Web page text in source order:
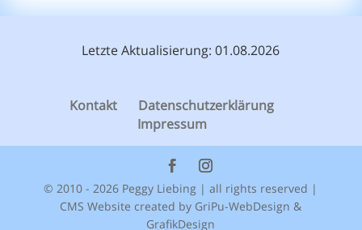
Letzte Aktualisierung: 01.08.2026
Kontakt
Datenschutzerklärung
Impressum
© 2010 - 2026 Peggy Liebing | all rights reserved |
CMS Website created by GriPu-WebDesign &
GrafikDesign